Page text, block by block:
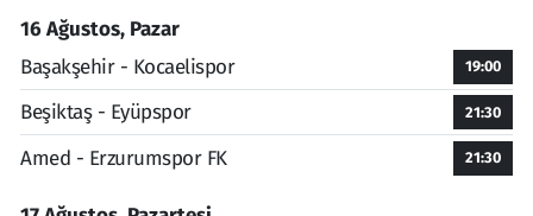
16 Ağustos, Pazar
Başakşehir - Kocaelispor
19:00
Beşiktaş - Eyüpspor 21:30
Amed - Erzurumspor FK 21:30